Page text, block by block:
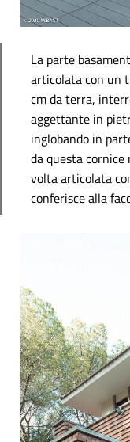
La parte
articolata con un
cm da terra,
aggettante in
inglobando in
da questa
volta articolata
conferisce alla